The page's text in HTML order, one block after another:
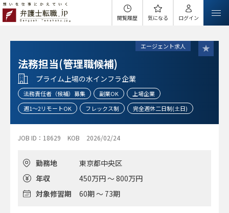
閲覧履歴 気になる ログイン
エージェント求人
法務担当(管理職候補)
プライム上場の水インフラ企業
法務責任者（候補）募集 副業OK
上場企業
週1～2リモートOK
フレックス制 完全週休二日制(土日)
JOB ID：18629 KOB 2026/02/24
勤務地
東京都中央区
年収
450万円 ～ 800万円
対象修習期
60期 ～ 73期